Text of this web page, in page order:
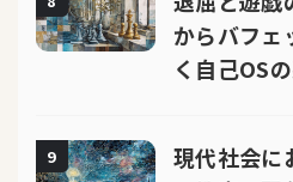
からバフェ
く自己OS
9
現代社会に